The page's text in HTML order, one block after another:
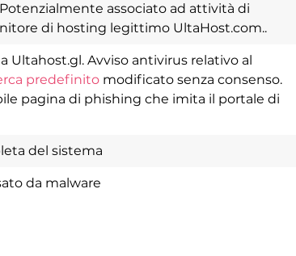
associato ad attività di
di hosting legittimo UltaHost.com..
Ultahost.gl. Avviso antivirus relativo al
predefinito modificato senza consenso.
pagina di phishing che imita il portale di
del sistema
da malware